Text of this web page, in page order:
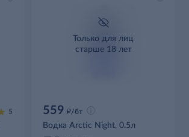
5
Только для лиц
старше 18 лет
559 д/бт
Водка Arctic Night, 0.5л